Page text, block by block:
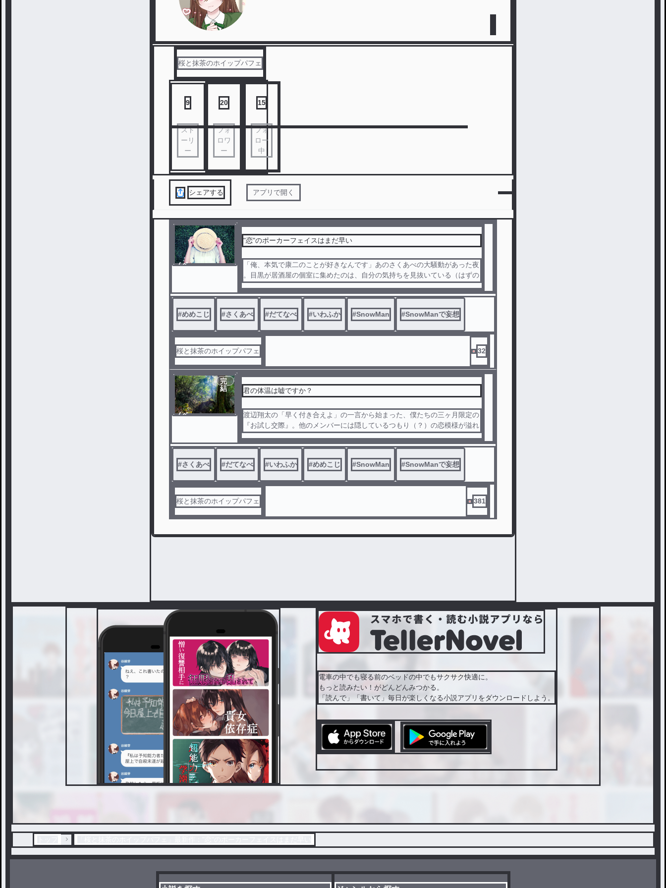
桜と抹茶のホイップパフェ
9
スト
ーリ
ー
20
フォ
ロワ
ー
15
フォ
ロー
中
シェアする アプリで開く
ノベ
"恋"のポーカーフェイスはまだ早い
「俺、本気で康二のことが好きなんです」あのさくあべの大騒動があった夜
。目黒が居酒屋の個室に集めたのは、自分の気持ちを見抜いている（はずの
）3人の先輩だった。そこで飛び出すゆり組の衝撃の暴露と、さくあべの驚
愕の真実――。先輩たちの熱すぎる後押しを受けて、完璧に「片思い」を隠
して動き出そうとする目黒。だけど翌日、目黒が好きすぎて空回りする康二
を前に、意識しすぎた目黒はポーカーフェイスのままフリーズしてしまい…
、不器用な男たちのガチな両片思いストーリー。
#めめこじ #さくあべ #だてなべ #いわふか #SnowMan #SnowManで妄想
桜と抹茶のホイップパフェ 32
ノベ
完
結
君の体温は嘘ですか？
渡辺翔太の「早く付き合えよ」の一言から始まった、僕たちの三ヶ月限定の
『お試し交際』。他のメンバーには隠しているつもり（？）の恋模様が溢れ
る楽屋で、僕たちはいつも通り、だけどいつもより少しだけ近くにいた。―
―ノリで始めたのは君。本気になっちゃったのは俺。すれ違う体温と、切な
い勘違いの結末は……？
#さくあべ #だてなべ #いわふか #めめこじ #SnowMan #SnowManで妄想
桜と抹茶のホイップパフェ 381
電車の中でも寝る前のベッドの中でもサクサク快適に。
もっと読みたい！がどんどんみつかる。
「読んで」「書いて」毎日が楽しくなる小説アプリをダウンロードしよう。